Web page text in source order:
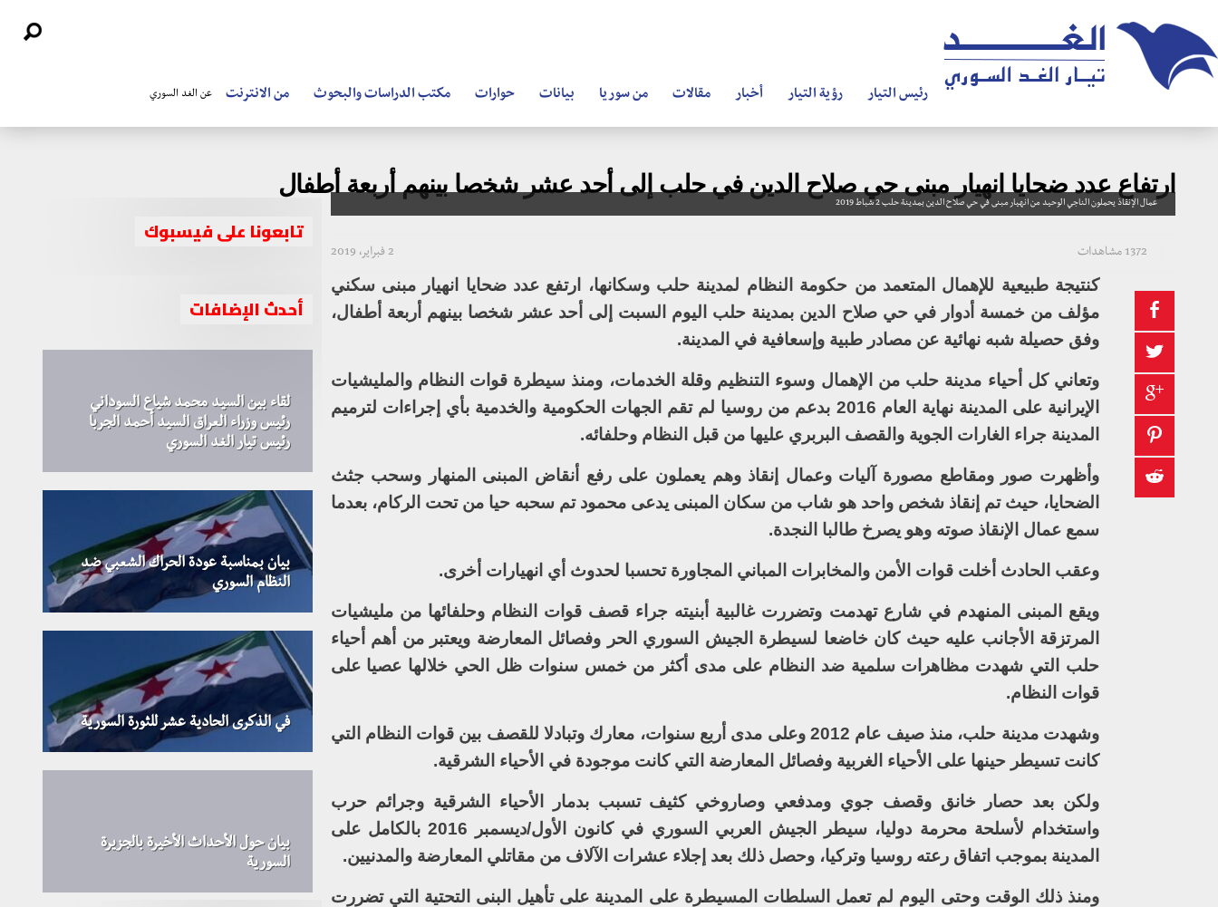
رئيس التيار رؤية التيار أخبار مقالات من سوريا بيانات حوارات مكتب الدراسات والبحوث من الانترنت عن الغد السوري
ارتفاع عدد ضحايا انهيار مبنى حي صلاح الدين في حلب إلى أحد عشر شخصا بينهم أربعة أطفال
عمال الإنقاذ يحملون الناجي الوحيد من انهيار مبنى في حي صلاح الدين بمدينة حلب 2 شباط 2019
2 فبراير، 2019 1372 مشاهدات
كنتيجة طبيعية للإهمال المتعمد من حكومة النظام لمدينة حلب وسكانها، ارتفع عدد ضحايا انهيار مبنى سكني
مؤلف من خمسة أدوار في حي صلاح الدين بمدينة حلب اليوم السبت إلى أحد عشر شخصا بينهم أربعة أطفال،
وفق حصيلة شبه نهائية عن مصادر طبية وإسعافية في المدينة.
وتعاني كل أحياء مدينة حلب من الإهمال وسوء التنظيم وقلة الخدمات، ومنذ سيطرة قوات النظام والمليشيات
الإيرانية على المدينة نهاية العام 2016 بدعم من روسيا لم تقم الجهات الحكومية والخدمية بأي إجراءات لترميم
المدينة جراء الغارات الجوية والقصف البربري عليها من قبل النظام وحلفائه.
وأظهرت صور ومقاطع مصورة آليات وعمال إنقاذ وهم يعملون على رفع أنقاض المبنى المنهار وسحب جثث
الضحايا، حيث تم إنقاذ شخص واحد هو شاب من سكان المبنى يدعى محمود تم سحبه حيا من تحت الركام، بعدما
سمع عمال الإنقاذ صوته وهو يصرخ طالبا النجدة.
وعقب الحادث أخلت قوات الأمن والمخابرات المباني المجاورة تحسبا لحدوث أي انهيارات أخرى.
ويقع المبنى المنهدم في شارع تهدمت وتضررت غالبية أبنيته جراء قصف قوات النظام وحلفائها من مليشيات
المرتزقة الأجانب عليه حيث كان خاضعا لسيطرة الجيش السوري الحر وفصائل المعارضة ويعتبر من أهم أحياء
حلب التي شهدت مظاهرات سلمية ضد النظام على مدى أكثر من خمس سنوات ظل الحي خلالها عصيا على
قوات النظام.
وشهدت مدينة حلب، منذ صيف عام 2012 وعلى مدى أربع سنوات، معارك وتبادلا للقصف بين قوات النظام التي
كانت تسيطر حينها على الأحياء الغربية وفصائل المعارضة التي كانت موجودة في الأحياء الشرقية.
ولكن بعد حصار خانق وقصف جوي ومدفعي وصاروخي كثيف تسبب بدمار الأحياء الشرقية وجرائم حرب
واستخدام لأسلحة محرمة دوليا، سيطر الجيش العربي السوري في كانون الأول/ديسمبر 2016 بالكامل على
المدينة بموجب اتفاق رعته روسيا وتركيا، وحصل ذلك بعد إجلاء عشرات الآلاف من مقاتلي المعارضة والمدنيين.
ومنذ ذلك الوقت وحتى اليوم لم تعمل السلطات المسيطرة على المدينة على تأهيل البنى التحتية التي تضررت
تابعونا على فيسبوك
أحدث الإضافات
لقاء بين السيد محمد شياع السوداني
رئيس وزراء العراق السيد أحمد الجربا
رئيس تيار الغد السوري
بيان بمناسبة عودة الحراك الشعبي ضد
النظام السوري
في الذكرى الحادية عشر للثورة السورية
بيان حول الأحداث الأخيرة بالجزيرة
السورية